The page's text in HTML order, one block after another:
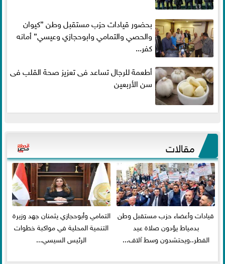
بحضور قيادات حزب مستقبل وطن ”كيوان
والحصي والتمامي وابوحجازي وعيسي” أمانه
كفر...
أطعمة للرجال تساعد فى تعزيز صحة القلب فى
سن الأربعين
مقالات
قيادات وأعضاء حزب مستقبل وطن
بدمياط يؤدون صلاة عيد
الفطر..ويحتشدون وسط آلاف...
التمامي وأبوحجازي يثمنان جهد وزيرة
التنمية المحلية في مواكبة خطوات
الرئيس السيسي...